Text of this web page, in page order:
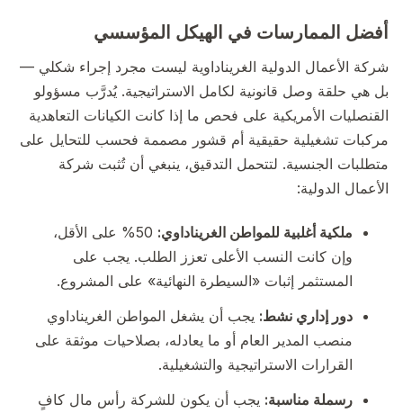
أفضل الممارسات في الهيكل المؤسسي
شركة الأعمال الدولية الغريناداوية ليست مجرد إجراء شكلي —
بل هي حلقة وصل قانونية لكامل الاستراتيجية. يُدرَّب مسؤولو
القنصليات الأمريكية على فحص ما إذا كانت الكيانات التعاهدية
مركبات تشغيلية حقيقية أم قشور مصممة فحسب للتحايل على
متطلبات الجنسية. لتتحمل التدقيق، ينبغي أن تُثبت شركة
الأعمال الدولية:
ملكية أغلبية للمواطن الغريناداوي:
50% على الأقل،
وإن كانت النسب الأعلى تعزز الطلب. يجب على
المستثمر إثبات «السيطرة النهائية» على المشروع.
دور إداري نشط: يجب أن يشغل المواطن الغريناداوي
منصب المدير العام أو ما يعادله، بصلاحيات موثقة على
القرارات الاستراتيجية والتشغيلية.
رسملة مناسبة: يجب أن يكون للشركة رأس مال كافٍ